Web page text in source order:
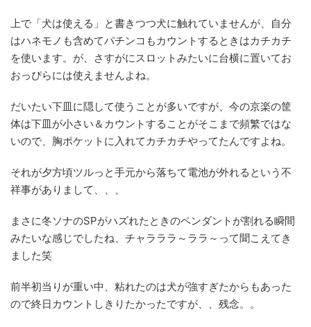
上で「犬は使える」と書きつつ犬に触れていませんが、自分
はハネモノも含めてパチンコもカウントするときはカチカチ
を使います。が、さすがにスロットみたいに台横に置いてお
おっぴらには使えませんよね。
だいたい下皿に隠して使うことが多いですが、今の京楽の筐
体は下皿が小さい＆カウントすることがそこまで頻繁ではな
いので、胸ポケットに入れてカチカチやってたんですよね。
それが夕方頃ツルっと手元から落ちて電池が外れるという不
祥事がありまして、、、
まさに冬ソナのSPがハズれたときのペンダントが割れる瞬間
みたいな感じでしたね、チャラララ～ララ～って聞こえてき
ました笑
前半初当りが重い中、粘れたのは犬が強すぎたからもあった
ので終日カウントしきりたかったですが、、残念。。